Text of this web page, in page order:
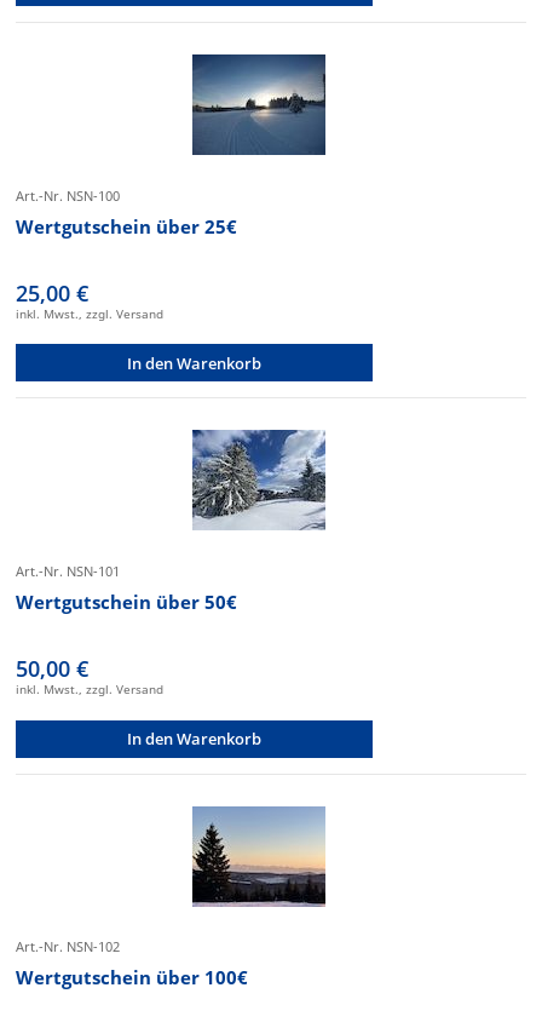
Art.-Nr. NSN-100
Wertgutschein über 25€
25,00 €
inkl. Mwst., zzgl. Versand
In den Warenkorb
Art.-Nr. NSN-101
Wertgutschein über 50€
50,00 €
inkl. Mwst., zzgl. Versand
In den Warenkorb
Art.-Nr. NSN-102
Wertgutschein über 100€